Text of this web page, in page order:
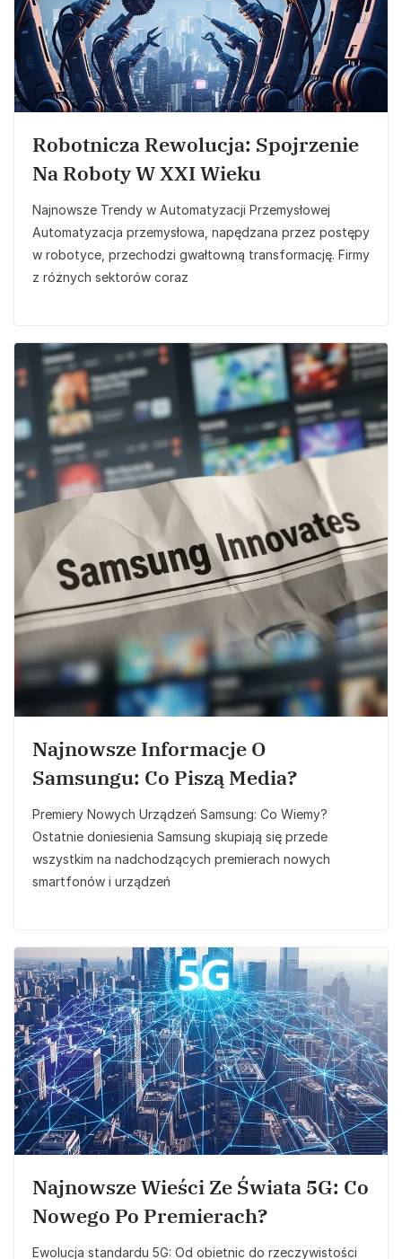
Robotnicza Rewolucja: Spojrzenie
Na Roboty W XXI Wieku
Najnowsze Trendy w Automatyzacji Przemysłowej
Automatyzacja przemysłowa, napędzana przez postępy
w robotyce, przechodzi gwałtowną transformację. Firmy
z różnych sektorów coraz
Najnowsze Informacje O
Samsungu: Co Piszą Media?
Premiery Nowych Urządzeń Samsung: Co Wiemy?
Ostatnie doniesienia Samsung skupiają się przede
wszystkim na nadchodzących premierach nowych
smartfonów i urządzeń
Najnowsze Wieści Ze Świata 5G: Co
Nowego Po Premierach?
Ewolucja standardu 5G: Od obietnic do rzeczywistości